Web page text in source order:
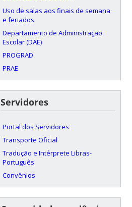
Uso de salas aos finais de semana
e feriados
Departamento de Administração
Escolar (DAE)
PROGRAD
PRAE
Servidores
Portal dos Servidores
Transporte Oficial
Tradução e Intérprete Libras-
Português
Convênios